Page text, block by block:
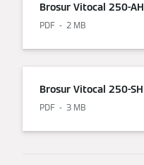
Brosur Vitocal 250-AH
PDF 2 MB
Brosur Vitocal 250-SH
PDF 3 MB